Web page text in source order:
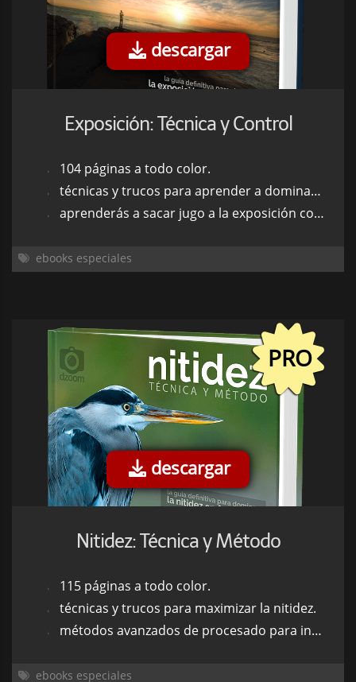
descargar
Exposición: Técnica y Control
104 páginas a todo color.
técnicas y trucos para aprender a dominar la exposición.
aprenderás a sacar jugo a la exposición como factor creativo.
ebooks especiales
PRO
descargar
Nitidez: Técnica y Método
115 páginas a todo color.
técnicas y trucos para maximizar la nitidez.
métodos avanzados de procesado para incrementar la nitidez.
ebooks especiales